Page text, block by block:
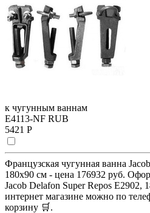
к чугунным ваннам
E4113-NF RUB
5421 Р
Французская чугунная ванна
180х90 см - цена 176932 руб.
Jacob Delafon Super Repos
интернет магазине можно по
корзину 🛒.